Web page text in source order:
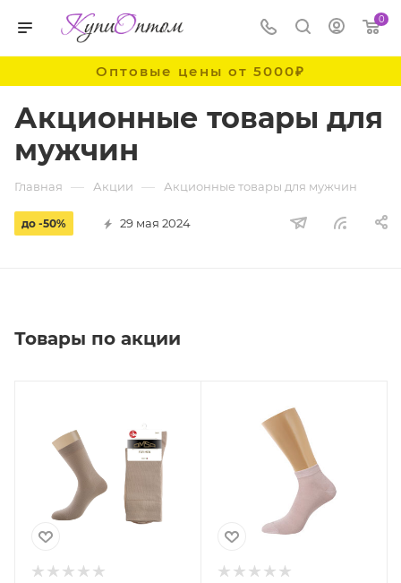
0
Оптовые цены от 5000₽
Акционные товары для
мужчин
Главная — Акции — Акционные товары для мужчин
до -50% 29 мая 2024
Товары по акции